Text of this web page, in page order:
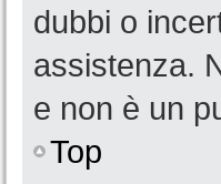
dubbi o
assistenza.
e non è un
Top